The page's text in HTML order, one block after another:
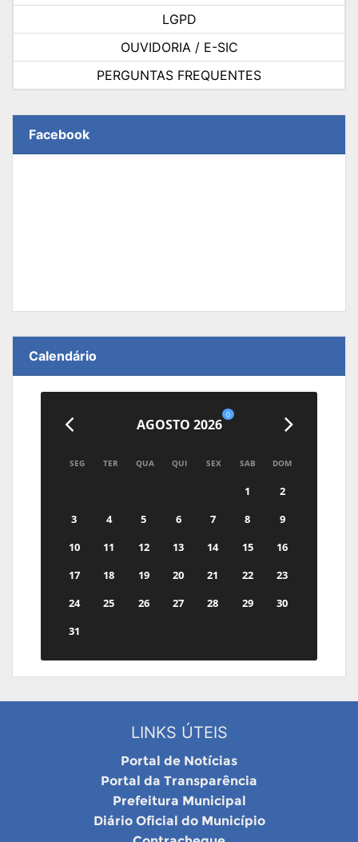
LGPD
OUVIDORIA / E-SIC
PERGUNTAS FREQUENTES
Facebook
Calendário
AGOSTO 2026
0
SEG TER QUA QUI SEX SAB DOM
1
2
3
4 5 6 7 8
9
10
11 12 13 14 15
16
17
18 19 20 21 22
23
24
25 26 27 28 29
30
31
LINKS ÚTEIS
Portal de Notícias
Portal da Transparência
Prefeitura Municipal
Diário Oficial do Município